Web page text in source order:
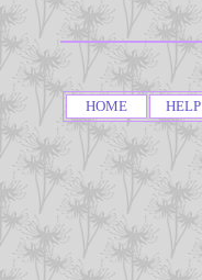
HOME HELP